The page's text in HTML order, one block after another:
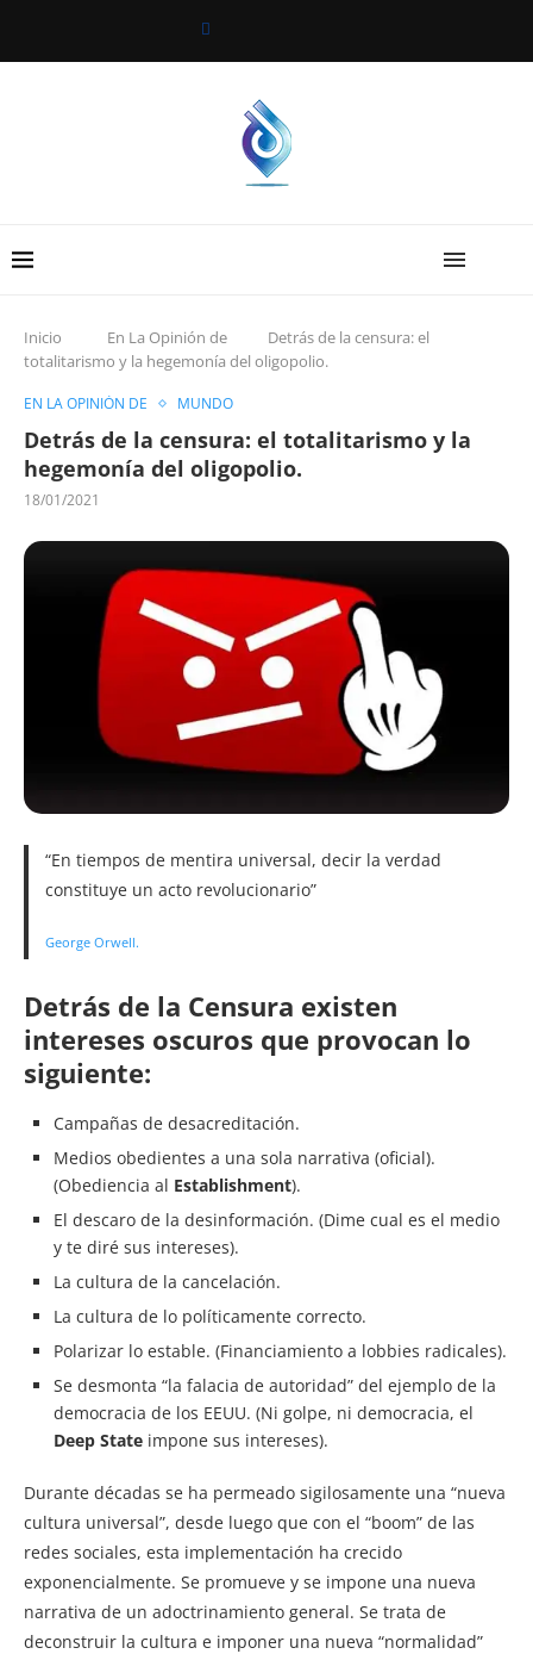
Inicio En La Opinión de
Detrás de la censura: el
totalitarismo y la hegemonía del oligopolio.
EN LA OPINIÓN DE MUNDO
Detrás de la censura: el totalitarismo y la
hegemonía del oligopolio.
18/01/2021
“En tiempos de mentira universal, decir la verdad
constituye un acto revolucionario”
George Orwell.
Detrás de la Censura existen
intereses oscuros que provocan lo
siguiente:
Campañas de desacreditación.
Medios obedientes a una sola narrativa (oficial).
(Obediencia al Establishment).
El descaro de la desinformación. (Dime cual es el medio
y te diré sus intereses).
La cultura de la cancelación.
La cultura de lo políticamente correcto.
Polarizar lo estable. (Financiamiento a lobbies radicales).
Se desmonta “la falacia de autoridad” del ejemplo de la
democracia de los EEUU. (Ni golpe, ni democracia, el
Deep State impone sus intereses).
Durante décadas se ha permeado sigilosamente una “nueva
cultura universal”, desde luego que con el “boom” de las
redes sociales, esta implementación ha crecido
exponencialmente. Se promueve y se impone una nueva
narrativa de un adoctrinamiento general. Se trata de
deconstruir la cultura e imponer una nueva “normalidad”